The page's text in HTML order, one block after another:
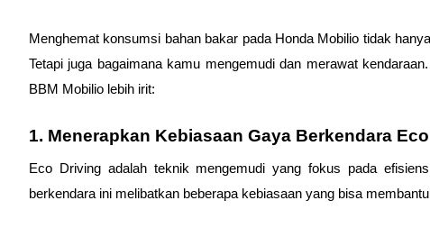
Menghemat konsumsi bahan bakar pada Honda Mobilio tidak
Tetapi juga bagaimana kamu mengemudi dan merawat
BBM Mobilio lebih irit:
1. Menerapkan Kebiasaan Gaya Berkendara
Eco Driving adalah teknik mengemudi yang fokus pada
berkendara ini melibatkan beberapa kebiasaan yang bisa